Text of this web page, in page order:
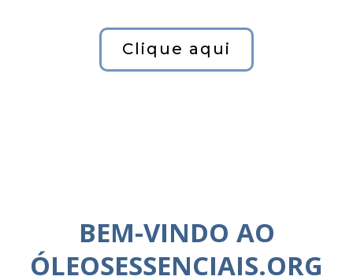
Clique aqui
BEM-VINDO AO
ÓLEOSESSENCIAIS.ORG